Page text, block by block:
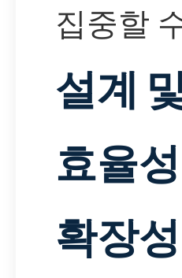
집중할
설계
효율
확장성